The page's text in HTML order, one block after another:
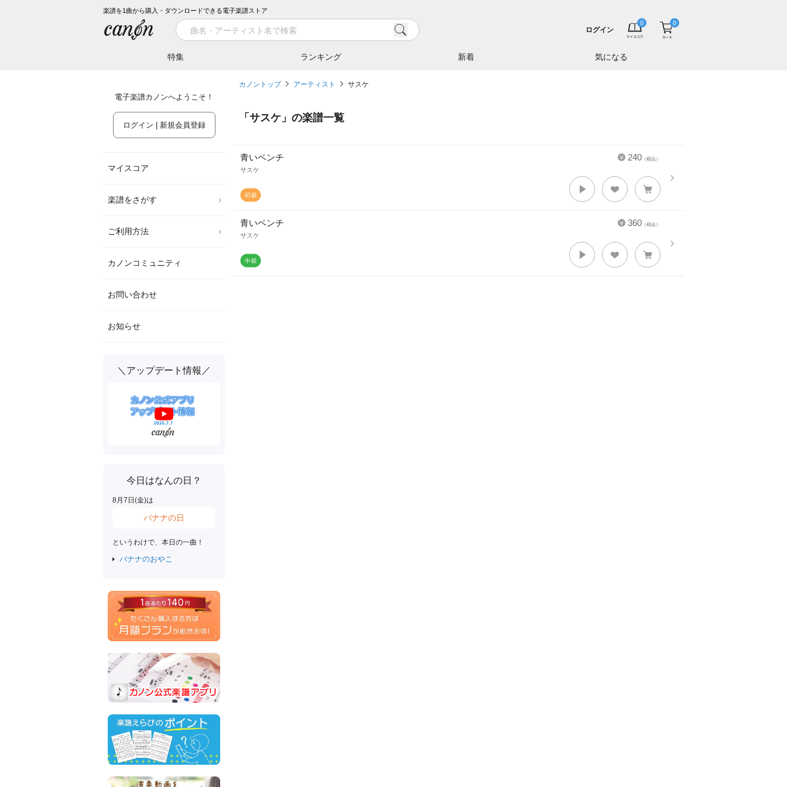
楽譜を1曲から購入・ダウンロードできる電子楽譜ストア
特集 ランキング 新着 気になる
ログイン
電子楽譜カノンへようこそ！
ログイン | 新規会員登録
マイスコア
楽譜をさがす
ご利用方法
カノンコミュニティ
お問い合わせ
お知らせ
＼アップデート情報／
今日はなんの日？
8月 7 日(金)は
バナナの日
というわけで、本日の一曲！
バナナのおやこ
カノントップ アーティスト サスケ
「 サスケ 」の楽譜一覧
240 （税込）
青いベンチ
サスケ
360 （税込）
青いベンチ
サスケ